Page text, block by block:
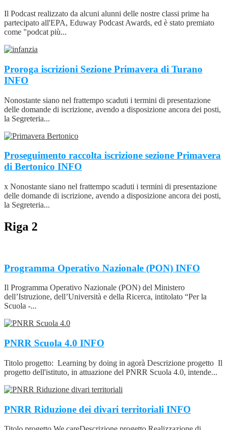
Il Podcast realizzato da alcuni alunni delle nostre classi prime ha
partecipato all'EPA, Eduway Podcast Awards, ed è stato premiato
come "podcat più...
Proroga iscrizioni Sezione Primavera di Turano
INFO
Nonostante siano nel frattempo scaduti i termini di presentazione
delle domande di iscrizione, avendo a disposizione ancora dei posti,
la Segreteria...
Proseguimento raccolta iscrizione sezione Primavera
di Bertonico INFO
x Nonostante siano nel frattempo scaduti i termini di presentazione
delle domande di iscrizione, avendo a disposizione ancora dei posti,
la Segreteria...
Riga 2
Programma Operativo Nazionale (PON) INFO
Il Programma Operativo Nazionale (PON) del Ministero
dell’Istruzione, dell’Università e della Ricerca, intitolato “Per la
Scuola -...
PNRR Scuola 4.0 INFO
Titolo progetto: Learning by doing in agorà Descrizione progetto Il
progetto dell'istituto, in attuazione del PNRR Scuola 4.0, intende...
PNRR Riduzione dei divari territoriali INFO